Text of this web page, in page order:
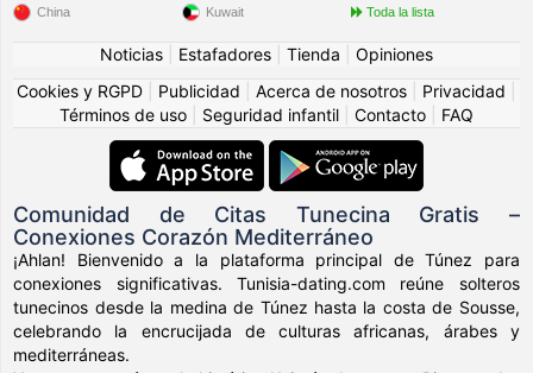
China Kuwait Toda la lista
Noticias Estafadores Tienda
Opiniones
Cookies y RGPD
Publicidad Acerca de nosotros Privacidad
Términos de uso
Seguridad infantil Contacto FAQ
Comunidad de Citas Tunecina Gratis –
Conexiones Corazón Mediterráneo
¡Ahlan! Bienvenido a la plataforma principal de Túnez para
conexiones significativas. Tunisia-dating.com reúne solteros
tunecinos desde la medina de Túnez hasta la costa de Sousse,
celebrando la encrucijada de culturas africanas, árabes y
mediterráneas.